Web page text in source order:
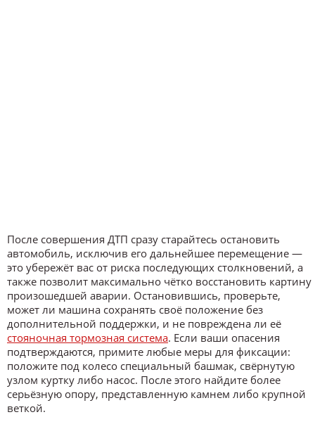
После совершения ДТП сразу старайтесь остановить
автомобиль, исключив его дальнейшее перемещение —
это убережёт вас от риска последующих столкновений, а
также позволит максимально чётко восстановить картину
произошедшей аварии. Остановившись, проверьте,
может ли машина сохранять своё положение без
дополнительной поддержки, и не повреждена ли её
стояночная тормозная система. Если ваши опасения
подтверждаются, примите любые меры для фиксации:
положите под колесо специальный башмак, свёрнутую
узлом куртку либо насос. После этого найдите более
серьёзную опору, представленную камнем либо крупной
веткой.